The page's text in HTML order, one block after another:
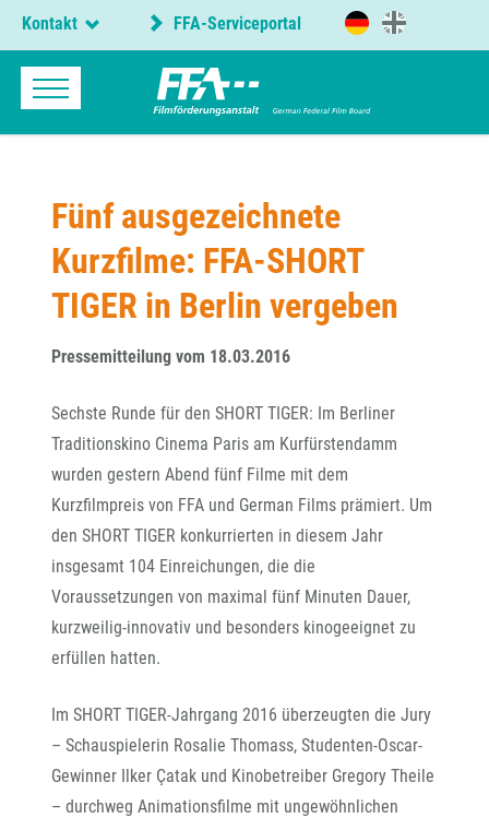
Kontakt FFA-Serviceportal
Fünf ausgezeichnete
Kurzfilme: FFA-SHORT
TIGER in Berlin vergeben
Pressemitteilung vom 18.03.2016
Sechste Runde für den SHORT TIGER: Im Berliner
Traditionskino Cinema Paris am Kurfürstendamm
wurden gestern Abend fünf Filme mit dem
Kurzfilmpreis von FFA und German Films prämiert. Um
den SHORT TIGER konkurrierten in diesem Jahr
insgesamt 104 Einreichungen, die die
Voraussetzungen von maximal fünf Minuten Dauer,
kurzweilig-innovativ und besonders kinogeeignet zu
erfüllen hatten.
Im SHORT TIGER-Jahrgang 2016 überzeugten die Jury
– Schauspielerin Rosalie Thomass, Studenten-Oscar-
Gewinner Ilker Çatak und Kinobetreiber Gregory Theile
– durchweg Animationsfilme mit ungewöhnlichen